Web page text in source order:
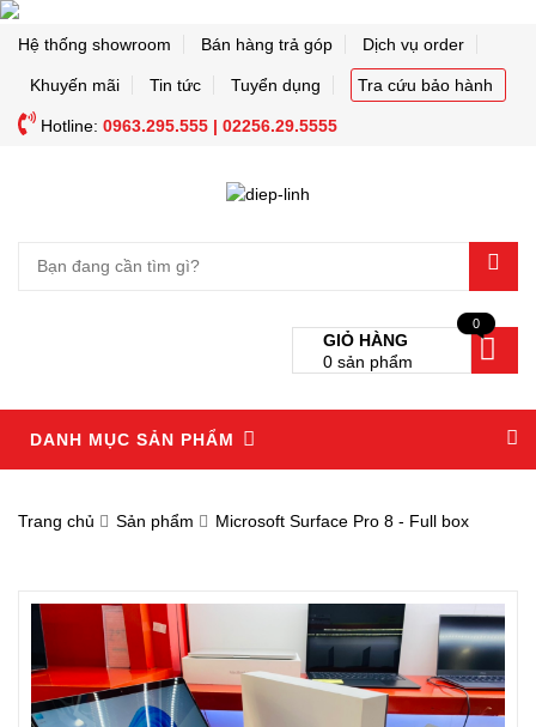
Hệ thống showroom Bán hàng trả góp Dịch vụ order
Khuyến mãi Tin tức Tuyển dụng Tra cứu bảo hành
Hotline: 0963.295.555 | 02256.29.5555
0
GIỎ HÀNG
0 sản phẩm
DANH MỤC SẢN PHẨM
Trang chủ Sản phẩm Microsoft Surface Pro 8 - Full box